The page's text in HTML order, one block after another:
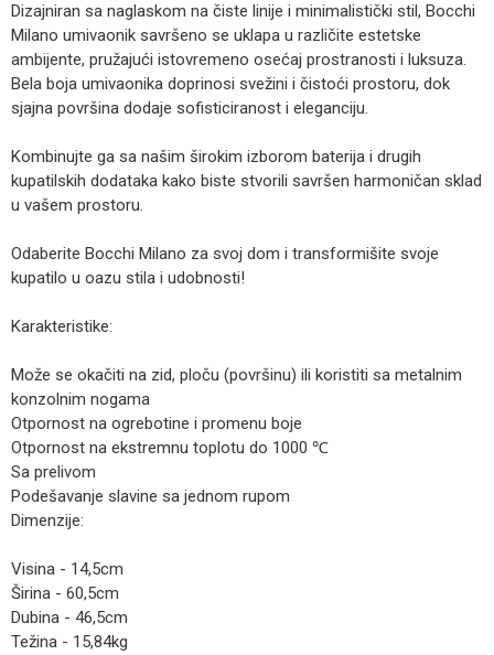
Dizajniran sa naglaskom na čiste linije i minimalistički stil, Bocchi
Milano umivaonik savršeno se uklapa u različite estetske
ambijente, pružajući istovremeno osećaj prostranosti i luksuza.
Bela boja umivaonika doprinosi svežini i čistoći prostoru, dok
sjajna površina dodaje sofisticiranost i eleganciju.
Kombinujte ga sa našim širokim izborom baterija i drugih
kupatilskih dodataka kako biste stvorili savršen harmoničan sklad
u vašem prostoru.
Odaberite Bocchi Milano za svoj dom i transformišite svoje
kupatilo u oazu stila i udobnosti!
Karakteristike:
Može se okačiti na zid, ploču (površinu) ili koristiti sa metalnim
konzolnim nogama
Otpornost na ogrebotine i promenu boje
Otpornost na ekstremnu toplotu do 1000 ℃
Sa prelivom
Podešavanje slavine sa jednom rupom
Dimenzije:
Visina - 14,5cm
Širina - 60,5cm
Dubina - 46,5cm
Težina - 15,84kg